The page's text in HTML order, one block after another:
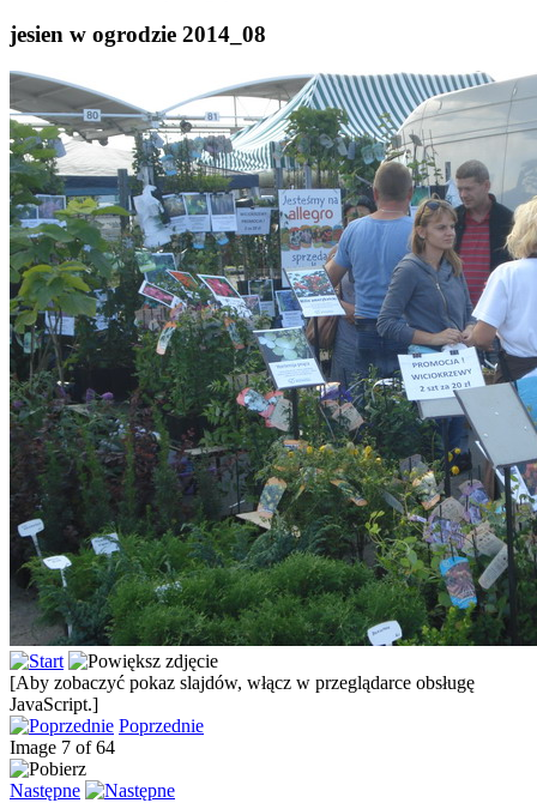
jesien w ogrodzie 2014_08
[Aby zobaczyć pokaz slajdów, włącz w przeglądarce obsługę
JavaScript.]
Poprzednie
Image 7 of 64
Następne